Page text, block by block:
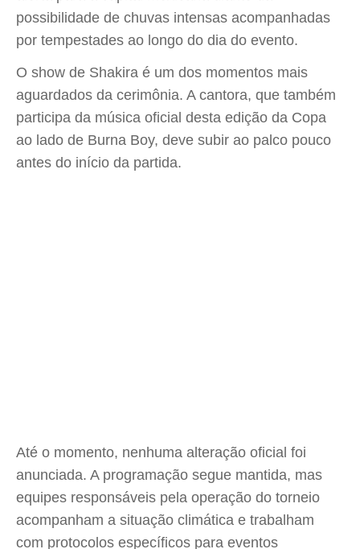
possibilidade de chuvas intensas acompanhadas
por tempestades ao longo do dia do evento.
O show de Shakira é um dos momentos mais
aguardados da cerimônia. A cantora, que também
participa da música oficial desta edição da Copa
ao lado de Burna Boy, deve subir ao palco pouco
antes do início da partida.
Até o momento, nenhuma alteração oficial foi
anunciada. A programação segue mantida, mas
equipes responsáveis pela operação do torneio
acompanham a situação climática e trabalham
com protocolos específicos para eventos